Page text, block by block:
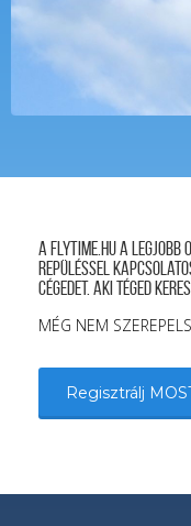
A FLYTIME.HU a
repüléssel
cégedet. Aki téged
MÉG NEM
Regisztrálj